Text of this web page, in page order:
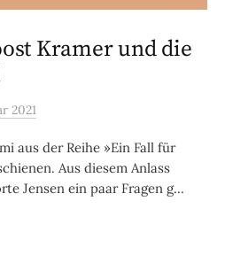
Kramer und die
2021
aus der Reihe »Ein Fall für
Aus diesem Anlass
Jensen ein paar Fragen g...